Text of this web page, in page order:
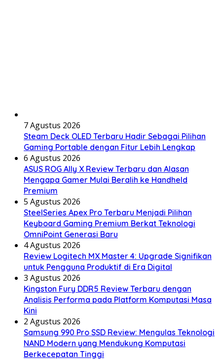
7 Agustus 2026
Steam Deck OLED Terbaru Hadir Sebagai Pilihan
Gaming Portable dengan Fitur Lebih Lengkap
6 Agustus 2026
ASUS ROG Ally X Review Terbaru dan Alasan
Mengapa Gamer Mulai Beralih ke Handheld
Premium
5 Agustus 2026
SteelSeries Apex Pro Terbaru Menjadi Pilihan
Keyboard Gaming Premium Berkat Teknologi
OmniPoint Generasi Baru
4 Agustus 2026
Review Logitech MX Master 4: Upgrade Signifikan
untuk Pengguna Produktif di Era Digital
3 Agustus 2026
Kingston Fury DDR5 Review Terbaru dengan
Analisis Performa pada Platform Komputasi Masa
Kini
2 Agustus 2026
Samsung 990 Pro SSD Review: Mengulas Teknologi
NAND Modern yang Mendukung Komputasi
Berkecepatan Tinggi